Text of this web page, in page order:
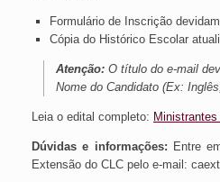
Formulário de Inscrição
Cópia do Histórico Escolar
Atenção: O título do e-mail
Nome do Candidato (Ex:
Leia o edital completo:
Dúvidas e informações: Entre
Extensão do CLC pelo e-mail: